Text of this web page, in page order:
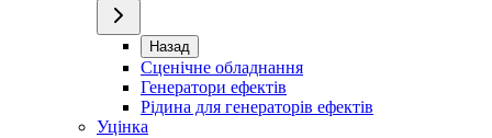
Назад
Сценічне обладнання
Генератори ефектів
Рідина для генераторів ефектів
Уцінка